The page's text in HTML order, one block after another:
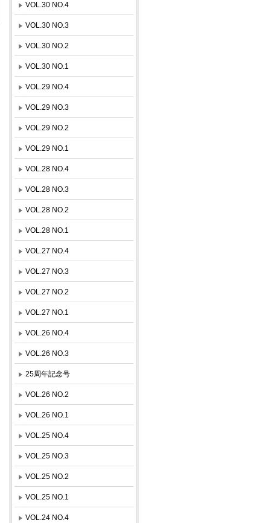
VOL.30 NO.4
VOL.30 NO.3
VOL.30 NO.2
VOL.30 NO.1
VOL.29 NO.4
VOL.29 NO.3
VOL.29 NO.2
VOL.29 NO.1
VOL.28 NO.4
VOL.28 NO.3
VOL.28 NO.2
VOL.28 NO.1
VOL.27 NO.4
VOL.27 NO.3
VOL.27 NO.2
VOL.27 NO.1
VOL.26 NO.4
VOL.26 NO.3
25周年記念号
VOL.26 NO.2
VOL.26 NO.1
VOL.25 NO.4
VOL.25 NO.3
VOL.25 NO.2
VOL.25 NO.1
VOL.24 NO.4